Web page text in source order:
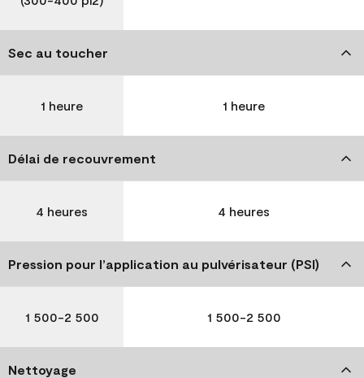
Sec au toucher
1 heure 1 heure
Délai de recouvrement
4 heures 4 heures
Pression pour l’application au pulvérisateur (PSI)
1 500-2 500 1 500-2 500
Nettoyage